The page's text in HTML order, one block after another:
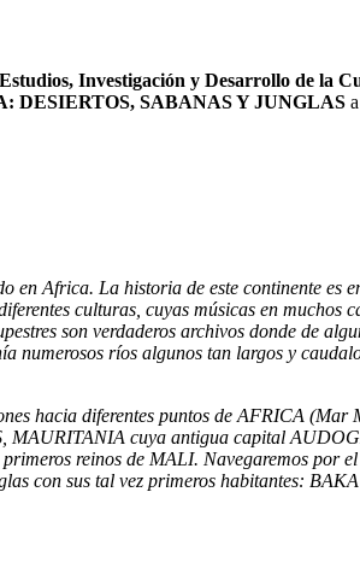
Investigación y Desarrollo de la
DESIERTOS, SABANAS Y JUNGLAS
Africa. La historia de este continente es
culturas, cuyas músicas en muchos
son verdaderos archivos donde de
ríos algunos tan largos y
hacia diferentes puntos de AFRICA
MAURITANIA cuya antigua capital
reinos de MALI. Navegaremos por
con sus tal vez primeros habitantes: